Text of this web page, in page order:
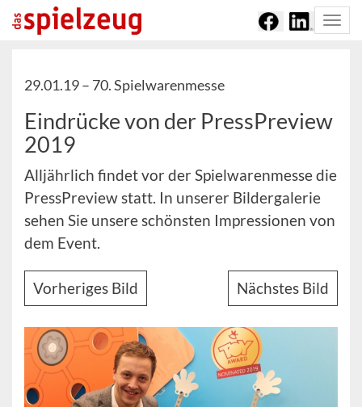
29.01.19 – 70. Spielwarenmesse
Eindrücke von der PressPreview
2019
Alljährlich findet vor der Spielwarenmesse die
PressPreview statt. In unserer Bildergalerie
sehen Sie unsere schönsten Impressionen von
dem Event.
Vorheriges Bild Nächstes Bild